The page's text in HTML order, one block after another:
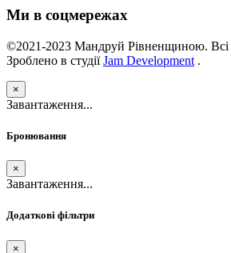
Ми в соцмережах
©2021-2023 Мандруй Рівненщиною. Всі
Зроблено в студіїJam Development .
×
Завантаження...
Бронювання
×
Завантаження...
Додаткові фільтри
×